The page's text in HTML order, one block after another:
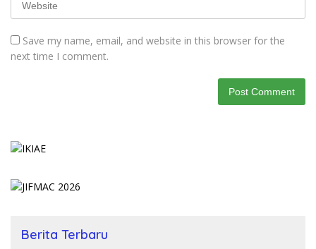
Save my name, email, and website in this browser for the
next time I comment.
Berita Terbaru